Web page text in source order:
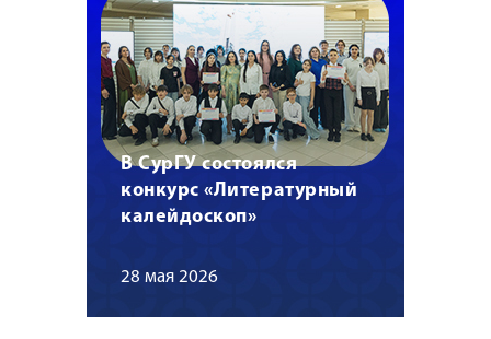
В СурГУ состоялся
конкурс «Литературный
калейдоскоп»
28 мая 2026